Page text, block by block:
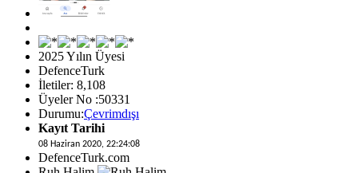
2025 Yılın Üyesi
DefenceTurk
İletiler: 8,108
Üyeler No :50331
Durumu:Çevrimdışı
Kayıt Tarihi
08 Haziran 2020, 22:24:08
DefenceTurk.com